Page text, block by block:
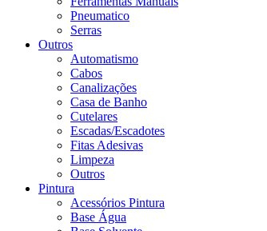
Pneumatico
Serras
Outros
Automatismo
Cabos
Canalizações
Casa de Banho
Cutelares
Escadas/Escadotes
Fitas Adesivas
Limpeza
Outros
Pintura
Acessórios Pintura
Base Água